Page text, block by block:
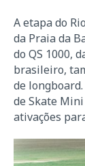
A etapa do
da Praia da
do QS 1000,
brasileiro,
de
de Skate
ativações